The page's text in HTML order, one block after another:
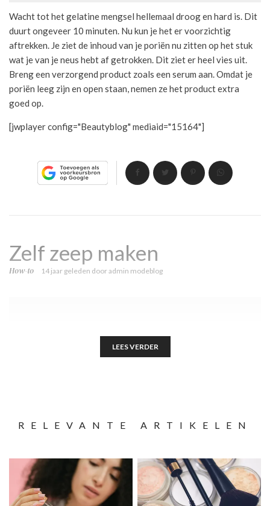
Wacht tot het gelatine mengsel hellemaal droog en hard is. Dit
duurt ongeveer 10 minuten. Nu kun je het er voorzichtig
aftrekken. Je ziet de inhoud van je poriën nu zitten op het stuk
wat je van je neus hebt af getrokken. Dit ziet er heel vies uit.
Breng een verzorgend product zoals een serum aan. Omdat je
poriën leeg zijn en open staan, nemen ze het product extra
goed op.
[jwplayer config="Beautyblog" mediaid="15164"]
Zelf zeep maken
How-to 14 jaar geleden dooradmin modeblog
LEES VERDER
RELEVANTE ARTIKELEN